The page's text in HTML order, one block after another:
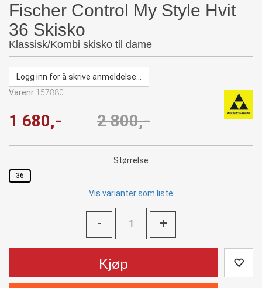
Fischer Control My Style Hvit
36 Skisko
Klassisk/Kombi skisko til dame
Logg inn for å skrive anmeldelse...
Varenr:157880
1 680,- 2 800,-
Størrelse
36
Vis varianter som liste
- +
Kjøp